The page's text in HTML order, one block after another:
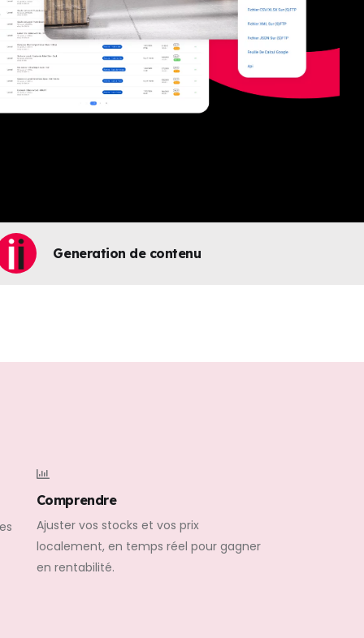
Generation de contenu
Comprendre
Ajuster vos stocks et vos prix
localement, en temps réel pour gagner
en rentabilité.